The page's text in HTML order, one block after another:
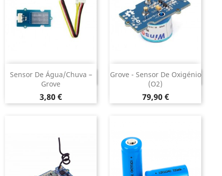
Sensor De Água/Chuva –
Grove
Preço
3,80 €
DESCONTINUADO
Grove - Sensor De Oxigénio
(O2)
Preço
79,90 €
DESCONTINUADO